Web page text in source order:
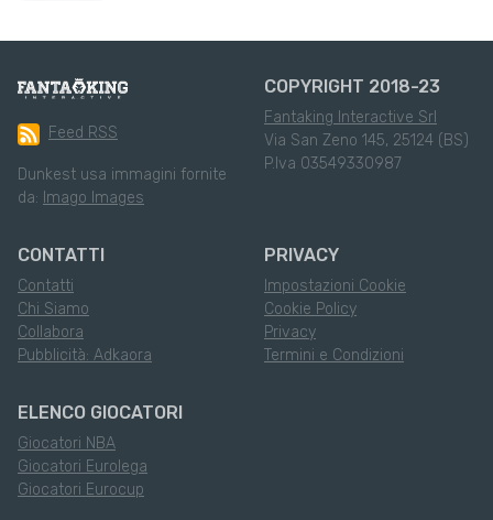
Feed RSS
Dunkest usa immagini fornite
da: Imago Images
COPYRIGHT 2018-23
Fantaking Interactive Srl
Via San Zeno 145, 25124 (BS)
P.Iva 03549330987
CONTATTI
Contatti
Chi Siamo
Collabora
Pubblicità: Adkaora
PRIVACY
Impostazioni Cookie
Cookie Policy
Privacy
Termini e Condizioni
ELENCO GIOCATORI
Giocatori NBA
Giocatori Eurolega
Giocatori Eurocup